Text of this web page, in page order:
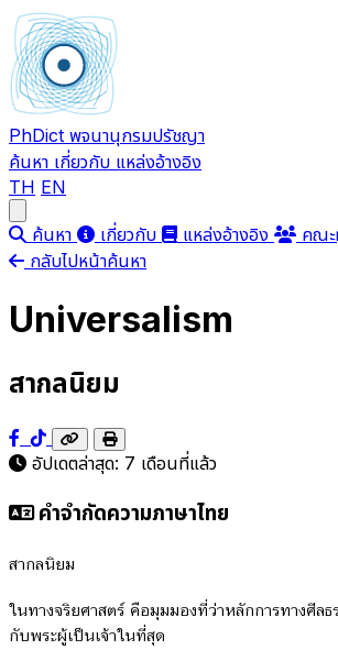
PhDict พจนานุกรมปรัชญา
ค้นหา เกี่ยวกับ แหล่งอ้างอิง
TH EN
ค้นหา เกี่ยวกับ แหล่งอ้างอิง
คณะ
กลับไปหน้าค้นหา
Universalism
สากลนิยม
อัปเดตล่าสุด: 7 เดือนที่แล้ว
คำจำกัดความภาษาไทย
สากลนิยม
ในทางจริยศาสตร์ คือมุมมองที่ว่าหลักการทางศีล
กับพระผู้เป็นเจ้าในที่สุด